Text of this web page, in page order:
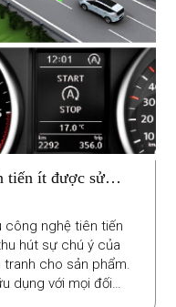
tiến ít được sử
công nghệ tiên tiến
hút sự chú ý của
cho sản phẩm.
dụng với mọi đối